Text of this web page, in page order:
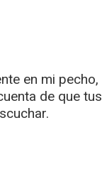
en mi pecho,
de que tus